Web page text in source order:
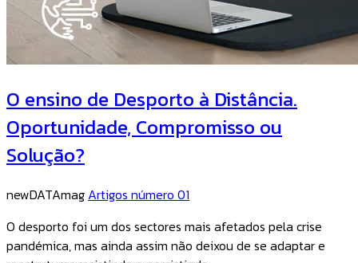
O ensino de Desporto à Distância.
Oportunidade, Compromisso ou
Solução?
newDATAmag Artigos número 01
O desporto foi um dos sectores mais afetados pela crise
pandémica, mas ainda assim não deixou de se adaptar e